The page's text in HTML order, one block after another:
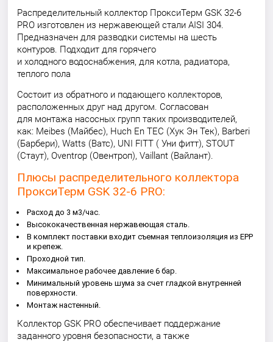
Распределительный коллектор ПроксиТерм GSK 32-6
PRO изготовлен из нержавеющей стали AISI 304.
Предназначен для разводки системы на шесть
контуров. Подходит для горячего
и холодного водоснабжения, для котла, радиатора,
теплого пола
Состоит из обратного и подающего коллекторов,
расположенных друг над другом. Согласован
для монтажа насосных групп таких производителей,
как: Meibes (Майбес), Huch En TEC (Хук Эн Тек), Barberi
(Барбери), Watts (Ватс), UNI FITT ( Уни фитт), STOUT
(Стаут), Oventrop (Овентроп), Vaillant (Вайлант).
Плюсы распределительного коллектора
ПроксиТерм GSK 32-6 PRO:
Расход до 3 м3/час.
Высококачественная нержавеющая сталь.
В комплект поставки входит съемная теплоизоляция из EPP
и крепеж.
Проходной тип.
Максимальное рабочее давление 6 бар.
Минимальный уровень шума за счет гладкой внутренней
поверхности.
Монтаж настенный.
Коллектор GSK PRO обеспечивает поддержание
заданного уровня безопасности, а также